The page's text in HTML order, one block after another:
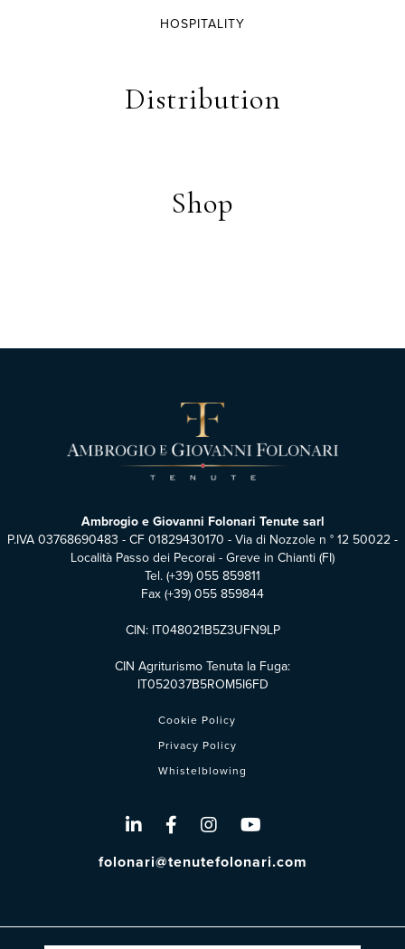
HOSPITALITY
Distribution
Shop
Cookie Policy
Privacy Policy
Whistelblowing
Ambrogio e Giovanni Folonari Tenute sarl
P.IVA 03768690483 - CF 01829430170 - Via di Nozzole n ° 12 50022 -
Località Passo dei Pecorai - Greve in Chianti (FI)
Tel. (+39) 055 859811
Fax (+39) 055 859844
CIN: IT048021B5Z3UFN9LP
CIN Agriturismo Tenuta la Fuga:
IT052037B5ROM5I6FD
folonari@tenutefolonari.com